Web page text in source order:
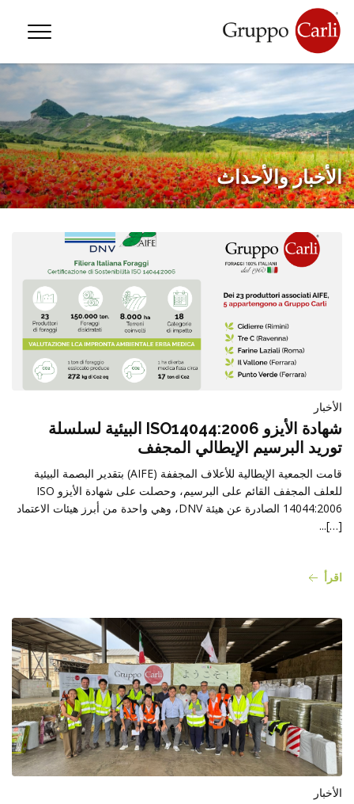
الحيوانات
المنتجات
T
—
info@gruppocarli.com
الأخبار والأحداث
الأخبار
شهادة الأيزو ISO14044:2006 البيئية لسلسلة
توريد البرسيم الإيطالي المجفف
قامت الجمعية الإيطالية للأعلاف المجففة (AIFE) بتقدير البصمة البيئية
للعلف المجفف القائم على البرسيم، وحصلت على شهادة الأيزو ISO
14044:2006 الصادرة عن هيئة DNV، وهي واحدة من أبرز هيئات الاعتماد
[…]...
اقرأ
الأخبار